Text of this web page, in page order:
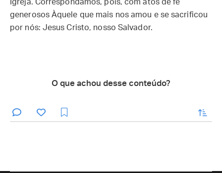
Igreja. Correspondamos, pois, com atos de fé
generosos Àquele que mais nos amou e se sacrificou
por nós: Jesus Cristo, nosso Salvador.
O que achou desse conteúdo?
enviar